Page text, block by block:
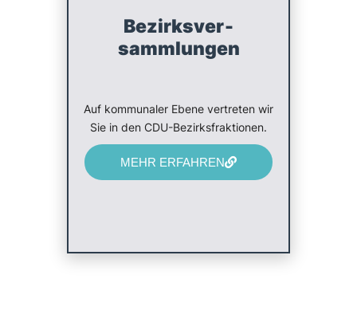
Bezirks­ver­
sammlungen
Auf kommunaler Ebene vertreten wir
Sie in den CDU-Bezirksfraktionen.
MEHR ERFAHREN